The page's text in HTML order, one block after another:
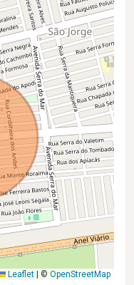
Leaflet © OpenStreetMap